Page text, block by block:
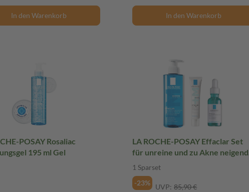
In den Warenkorb In den Warenkorb
POSAY Rosaliac
195 ml Gel
LA ROCHE-POSAY Effaclar Set
für unreine und zu Akne neigende
Haut 1 Sparset
1 Sparset
-23%
UVP: 85,90 €